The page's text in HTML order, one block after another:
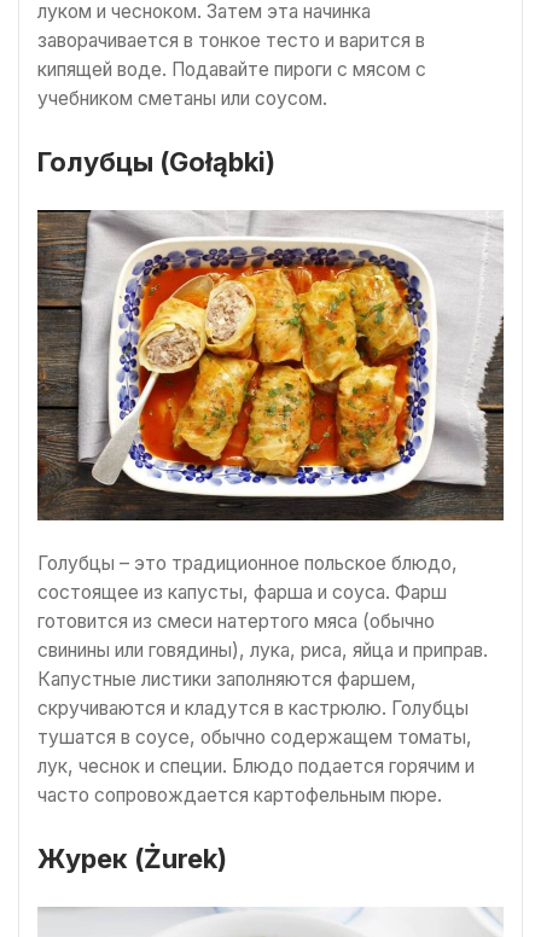
луком и чесноком. Затем эта начинка
заворачивается в тонкое тесто и варится в
кипящей воде. Подавайте пироги с мясом с
учебником сметаны или соусом.
Голубцы (Gołąbki)
Голубцы – это традиционное польское блюдо,
состоящее из капусты, фарша и соуса. Фарш
готовится из смеси натертого мяса (обычно
свинины или говядины), лука, риса, яйца и приправ.
Капустные листики заполняются фаршем,
скручиваются и кладутся в кастрюлю. Голубцы
тушатся в соусе, обычно содержащем томаты,
лук, чеснок и специи. Блюдо подается горячим и
часто сопровождается картофельным пюре.
Журек (Żurek)